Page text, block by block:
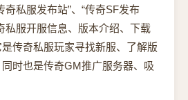
奇私服发布站”、“传奇SF发布
私服开服信息、版本介绍、下载
传奇私服玩家寻找新服、了解版
时也是传奇GM推广服务器、吸